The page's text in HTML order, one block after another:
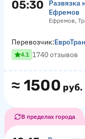
05:30
Развязка
Ефремов
Ефремов,
≈ 1500 руб.
Перевозчик:
4.1 1740 отзывов
В пределах города